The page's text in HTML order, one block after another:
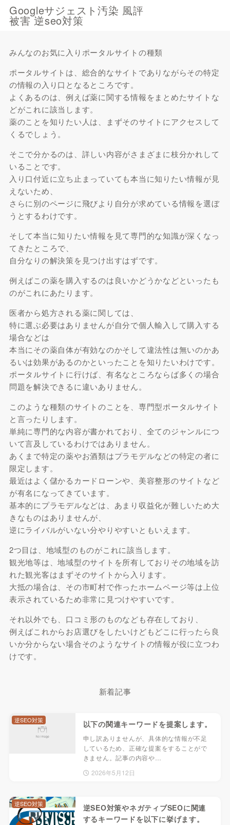
Googleサジェスト汚染 風評
被害 逆seo対策
みんなのお気に入りポータルサイトの種類
ポータルサイトは、総合的なサイトでありながらその特定
の情報の入り口となるところです。
よくあるのは、例えば薬に関する情報をまとめたサイトな
どがこれに該当します。
薬のことを知りたい人は、まずそのサイトにアクセスして
くるでしょう。
そこで分かるのは、詳しい内容がさまざまに枝分かれして
いることです。
入り口付近に立ち止まっていても本当に知りたい情報が見
えないため、
さらに別のページに飛びより自分が求めている情報を選ぼ
うとするわけです。
そして本当に知りたい情報を見て専門的な知識が深くなっ
てきたところで、
自分なりの解決策を見つけ出すはずです。
例えばこの薬を購入するのは良いかどうかなどといったも
のがこれにあたります。
医者から処方される薬に関しては、
特に選ぶ必要はありませんが自分で個人輸入して購入する
場合などは
本当にその薬自体が有効なのかそして違法性は無いのかあ
るいは効果があるのかといったことを知りたいわけです。
ポータルサイトに行けば、有名なところならば多くの場合
問題を解決できるに違いありません。
このような種類のサイトのことを、専門型ポータルサイト
と言ったりします。
単純に専門的な内容が書かれており、全てのジャンルにつ
いて言及しているわけではありません。
あくまで特定の薬やお酒類はプラモデルなどの特定の者に
限定します。
最近はよく儲かるカードローンや、美容整形のサイトなど
が有名になってきています。
基本的にプラモデルなどは、あまり収益化が難しいため大
きなものはありませんが、
逆にライバルがいない分やりやすいともいえます。
2つ目は、地域型のものがこれに該当します。
観光地等は、地域型のサイトを所有しておりその地域を訪
れた観光客はまずそのサイトから入ります。
大抵の場合は、その市町村で作ったホームページ等は上位
表示されているため非常に見つけやすいです。
それ以外でも、口コミ形のものなども存在しており、
例えばこれからお店選びをしたいけどもどこに行ったら良
いか分からない場合そのようなサイトの情報が役に立つわ
けです。
新着記事
以下の関連キーワードを提案します。
申し訳ありませんが、具体的な情報が不足
しているため、正確な提案をすることがで
きません。記事の内容や…
2026年5月12日
逆SEO対策
逆SEO対策やネガティブSEOに関連
するキーワードを以下に挙げます。
逆SEO対策